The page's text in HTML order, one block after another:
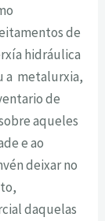
de
hidráulica
a metalurxia,
de
aqueles
e ao
deixar no
daquelas